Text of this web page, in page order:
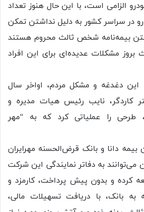
الزامی است، با این حال هنوز تعداد
در سراسر کشور به دلیل نداشتن تمکن
بیمه‌نامه شخص ثالث محروم هستند
مشکلات عدیده‌ای برای این افراد
این دغدغه و مشکل مردم، اواخر سال
کاردگر، نایب رئیس هیات مدیره و
طرحی را عملیاتی کرد که به “مهر
دانا و بانک قرض‌الحسنه مهرایران
می‌توانند به دفاتر نمایندگی این شرکت
کرده و بدون پیش پرداخت، کارمزد و
به بانک، با دریافت تسهیلات مالی،